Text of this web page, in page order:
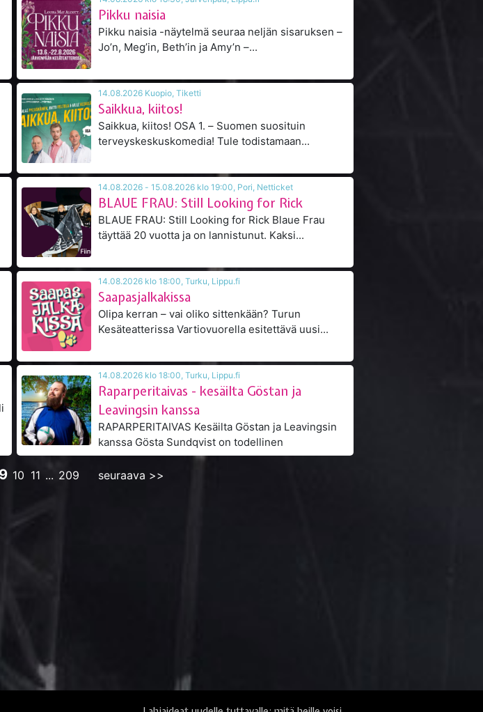
Pikku naisia
Pikku naisia -näytelmä seuraa neljän sisaruksen –
Jo’n, Meg’in, Beth’in ja Amy’n –...
14.08.2026 Kuopio, Tiketti
Saikkua, kiitos!
Saikkua, kiitos! OSA 1. – Suomen suosituin
terveyskeskuskomedia! Tule todistamaan...
14.08.2026 - 15.08.2026 klo 19:00, Pori, Netticket
BLAUE FRAU: Still Looking for Rick
BLAUE FRAU: Still Looking for Rick Blaue Frau
täyttää 20 vuotta ja on lannistunut. Kaksi...
14.08.2026 klo 18:00, Turku, Lippu.fi
Saapasjalkakissa
Olipa kerran – vai oliko sittenkään? Turun
Kesäteatterissa Vartiovuorella esitettävä uusi...
14.08.2026 klo 18:00, Turku, Lippu.fi
Raparperitaivas - kesäilta Göstan ja
Leavingsin kanssa
RAPARPERITAIVAS Kesäilta Göstan ja Leavingsin
kanssa Gösta Sundqvist on todellinen
suomirockin...
9 10 11 ... 209 seuraava >>